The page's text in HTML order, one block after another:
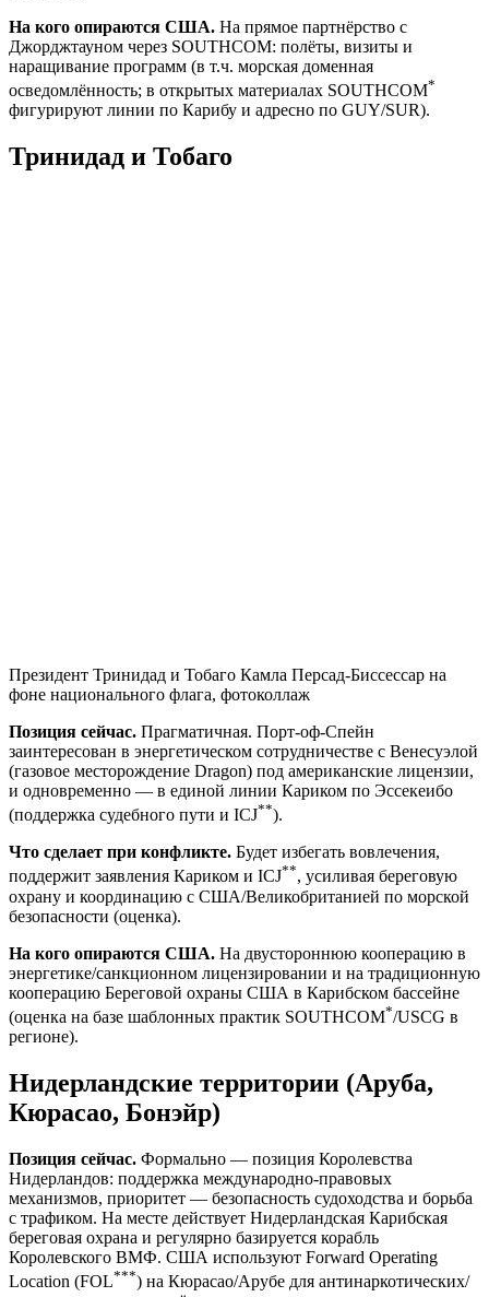
На кого опираются США. На прямое партнёрство с
Джорджтауном через SOUTHCOM: полёты, визиты и
наращивание программ (в т.ч. морская доменная
осведомлённость; в открытых материалах SOUTHCOM*
фигурируют линии по Карибу и адресно по GUY/SUR).
Тринидад и Тобаго
Президент Тринидад и Тобаго Камла Персад-Биссессар на
фоне национального флага, фотоколлаж
Позиция сейчас. Прагматичная. Порт-оф-Спейн
заинтересован в энергетическом сотрудничестве с Венесуэлой
(газовое месторождение Dragon) под американские лицензии,
и одновременно — в единой линии Кариком по Эссекеибо
(поддержка судебного пути и ICJ**).
Что сделает при конфликте. Будет избегать вовлечения,
поддержит заявления Кариком и ICJ**, усиливая береговую
охрану и координацию с США/Великобританией по морской
безопасности (оценка).
На кого опираются США. На двустороннюю кооперацию в
энергетике/санкционном лицензировании и на традиционную
кооперацию Береговой охраны США в Карибском бассейне
(оценка на базе шаблонных практик SOUTHCOM*/USCG в
регионе).
Нидерландские территории (Аруба,
Кюрасао, Бонэйр)
Позиция сейчас. Формально — позиция Королевства
Нидерландов: поддержка международно‑правовых
механизмов, приоритет — безопасность судоходства и борьба
с трафиком. На месте действует Нидерландская Карибская
береговая охрана и регулярно базируется корабль
Королевского ВМФ. США используют Forward Operating
Location (FOL***) на Кюрасао/Арубе для антинаркотических/